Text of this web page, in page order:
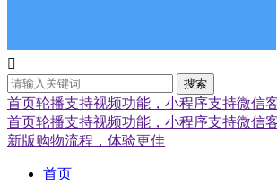

搜索
首页轮播支持视频功能，小程序支持微信
首页轮播支持视频功能，小程序支持微信
新版购物流程，体验更佳
首页